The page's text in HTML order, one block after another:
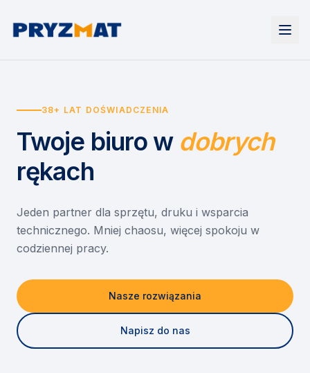
Urządzenia
Drukarki i urządzenia wielofunkcyjne
Etykiety i identyfikacja
Skanery i obieg dokumentów
Monitory interaktywne
Niszczarki dokumentów
Wynajem drukarek
Wynajem urządzeń biurowych
Asystent druku
EZD RP
Misja szkoła
Serwis
O nas
Kontakt
38+ LAT DOŚWIADCZENIA
Twoje biuro w dobrych
rękach
Jeden partner dla sprzętu, druku i wsparcia
technicznego. Mniej chaosu, więcej spokoju w
codziennej pracy.
Nasze rozwiązania
Napisz do nas